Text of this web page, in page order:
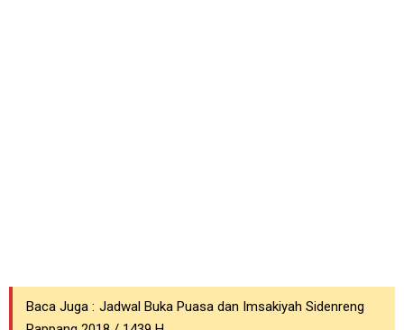
Baca Juga : Jadwal Buka Puasa dan Imsakiyah Sidenreng